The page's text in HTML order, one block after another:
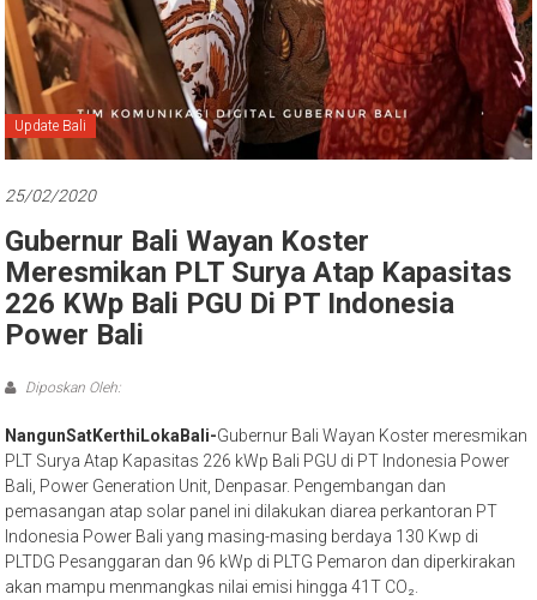
Bali
Update Bali
25/02/2020
Gubernur Bali Wayan Koster
Meresmikan PLT Surya Atap Kapasitas
226 KWp Bali PGU Di PT Indonesia
Power Bali
Diposkan Oleh:
NangunSatKerthiLokaBali-Gubernur Bali Wayan Koster meresmikan
PLT Surya Atap Kapasitas 226 kWp Bali PGU di PT Indonesia Power
Bali, Power Generation Unit, Denpasar. Pengembangan dan
pemasangan atap solar panel ini dilakukan diarea perkantoran PT
Indonesia Power Bali yang masing-masing berdaya 130 Kwp di
PLTDG Pesanggaran dan 96 kWp di PLTG Pemaron dan diperkirakan
akan mampu menmangkas nilai emisi hingga 41T CO₂.